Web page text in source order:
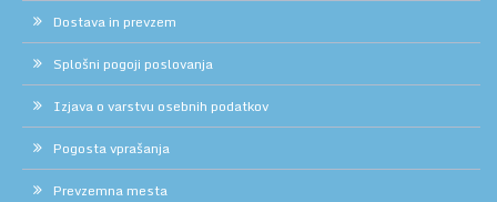
Dostava in prevzem
Splošni pogoji poslovanja
Izjava o varstvu osebnih podatkov
Pogosta vprašanja
Prevzemna mesta